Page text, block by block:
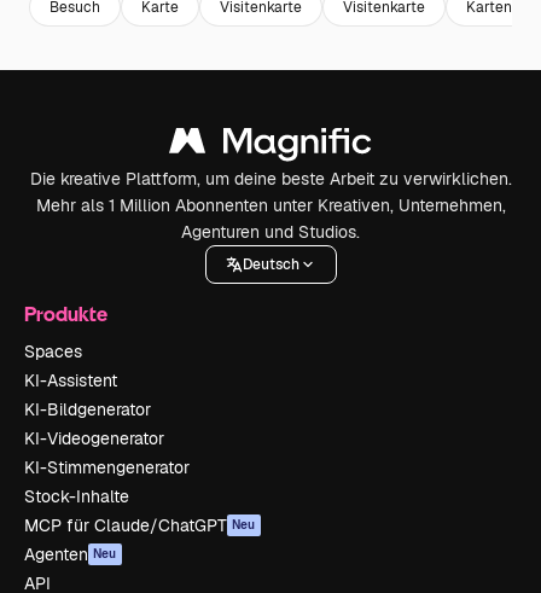
Besuch Karte Visitenkarte Visitenkarte
Die kreative Plattform, um deine beste Arbeit zu verwirklichen.
Mehr als 1 Million Abonnenten unter Kreativen, Unternehmen,
Agenturen und Studios.
Deutsch
Produkte
Spaces
KI-Assistent
KI-Bildgenerator
KI-Videogenerator
KI-Stimmengenerator
Stock-Inhalte
MCP für Claude/ChatGPT Neu
Agenten Neu
API